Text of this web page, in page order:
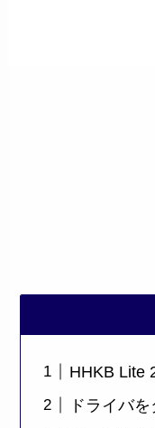
HHKB Lite
ドライバ